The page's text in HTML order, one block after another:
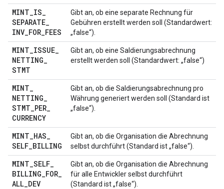
MINT IS
SEPARATE
INV FOR FEES
Gibt an, ob eine separate Rechnung für
Gebühren erstellt werden soll (Standardwert:
„false“).
MINT ISSUE
NETTING
STMT
Gibt an, ob eine Saldierungsabrechnung
erstellt werden soll (Standardwert: „false“)
MINT
NETTING
STMT PER
CURRENCY
Gibt an, ob die Saldierungsabrechnung pro
Währung generiert werden soll (Standard ist
„false“).
MINT HAS
SELF BILLING
Gibt an, ob die Organisation die Abrechnung
selbst durchführt (Standard ist „false“).
MINT SELF
BILLING FOR
ALL DEV
Gibt an, ob die Organisation die Abrechnung
für alle Entwickler selbst durchführt
(Standard ist „false“).